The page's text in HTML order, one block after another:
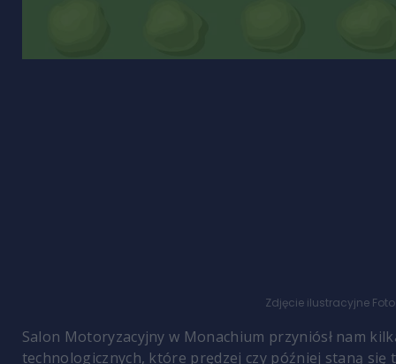
Zdjęcie ilustracyjne
Salon Motoryzacyjny w Monachium przyniósł nam
technologicznych, które prędzej czy później staną się